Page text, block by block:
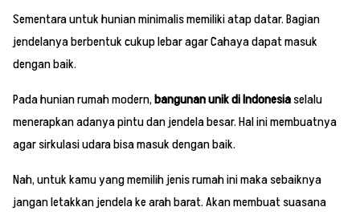
Sementara untuk hunian minimalis memiliki atap datar. Bagian
jendelanya berbentuk cukup lebar agar Cahaya dapat masuk
dengan baik.
Pada hunian rumah modern,bangunan unik di Indonesiaselalu
menerapkan adanya pintu dan jendela besar. Hal ini membuatnya
agar sirkulasi udara bisa masuk dengan baik.
Nah, untuk kamu yang memilih jenis rumah ini maka sebaiknya
jangan letakkan jendela ke arah barat. Akan membuat suasana